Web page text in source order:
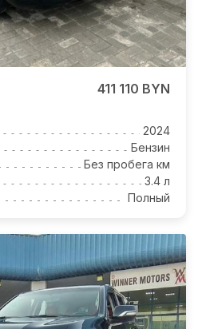
411 110 BYN
2024
Бензин
Без пробега км
3.4 л
Полный